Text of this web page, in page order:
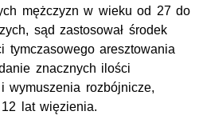
mężczyzn w wieku od 27 do
sąd zastosował środek
tymczasowego aresztowania
znacznych ilości
wymuszenia rozbójnicze,
lat więzienia.